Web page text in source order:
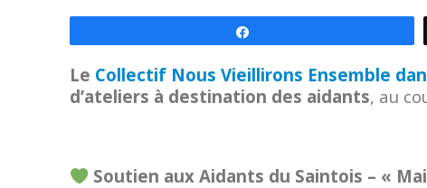
Le Collectif Nous Vieillirons Ensemble
d’ateliers à destination des aidants, au
Soutien aux Aidants du Saintois – «